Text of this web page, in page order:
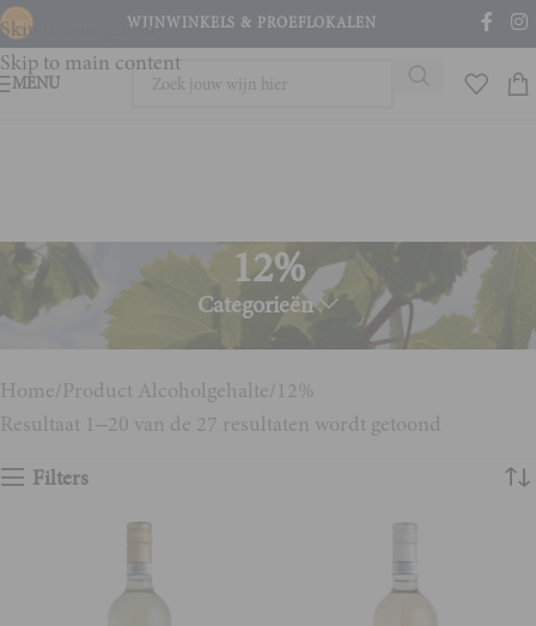
Skip to navigation
Skip to main content
WIJNWINKELS & PROEFLOKALEN
MENU
12%
Categorieën
12% alcohol
Home Product Alcoholgehalte 12%
Resultaat 1–20 van de 27 resultaten wordt getoond
Filters